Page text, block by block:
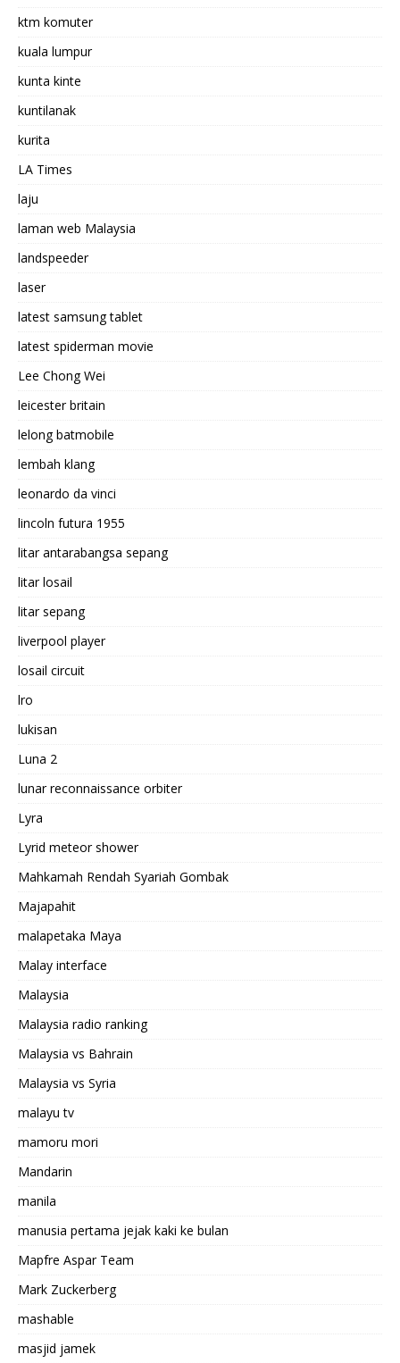
ktm komuter
kuala lumpur
kunta kinte
kuntilanak
kurita
LA Times
laju
laman web Malaysia
landspeeder
laser
latest samsung tablet
latest spiderman movie
Lee Chong Wei
leicester britain
lelong batmobile
lembah klang
leonardo da vinci
lincoln futura 1955
litar antarabangsa sepang
litar losail
litar sepang
liverpool player
losail circuit
lro
lukisan
Luna 2
lunar reconnaissance orbiter
Lyra
Lyrid meteor shower
Mahkamah Rendah Syariah Gombak
Majapahit
malapetaka Maya
Malay interface
Malaysia
Malaysia radio ranking
Malaysia vs Bahrain
Malaysia vs Syria
malayu tv
mamoru mori
Mandarin
manila
manusia pertama jejak kaki ke bulan
Mapfre Aspar Team
Mark Zuckerberg
mashable
masjid jamek